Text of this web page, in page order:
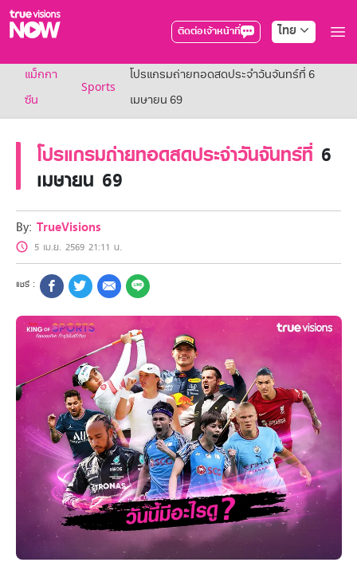
ติดต่อเจ้าหน้าที่ ไทย
True AF2026
แพ็กเกจ
NOW SPORTS
NOW Muay Thai
แพ็กเกจทรูวิชันส์นาวทั้งหมด
เคเบิลและจานดาวเทียม
สิทธิพิเศษ
สิทธิพิเศษลูกค้าทรูวิชั่นส์
Showtime
HoReCa
แพ็กเกจสำหรับผู้ประกอบการ
หาร้านร่วมรายการ
FAQs
แม็กกา
ซีน
Sports
โปรแกรมถ่ายทอดสดประจำวันจันทร์ที่ 6
เมษายน 69
โปรแกรมถ่ายทอดสดประจำวันจันทร์ที่ 6
เมษายน 69
By: TrueVisions
5 เม.ย. 2569 21:11 น.